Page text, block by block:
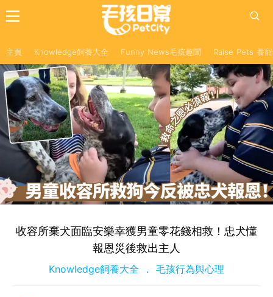
主頁 Knowledge飼養大全 Funny News毛孩趣聞 Raise Pets 養
收容所棄犬面臨安樂幸獲男童零花錢相救！忠犬懂
報恩災後救出主人
Knowledge飼養大全 毛孩行為與心理